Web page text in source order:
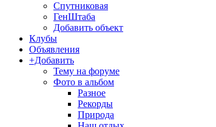
Спутниковая
ГенШтаба
Добавить объект
Клубы
Объявления
+Добавить
Тему на форуме
Фото в альбом
Разное
Рекорды
Природа